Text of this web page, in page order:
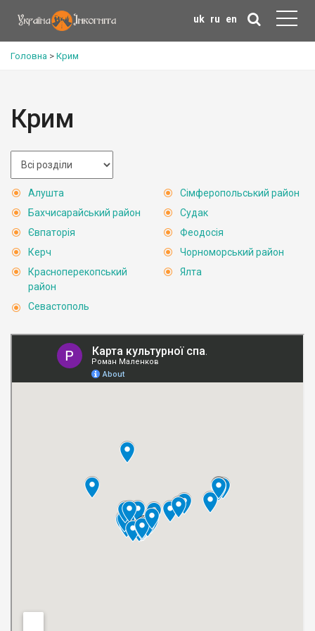
uk ru en
Головна > Крим
Крим
Алушта
Бахчисарайський район
Євпаторія
Керч
Красноперекопський
район
Севастополь
Сімферопольський район
Судак
Феодосія
Чорноморський район
Ялта